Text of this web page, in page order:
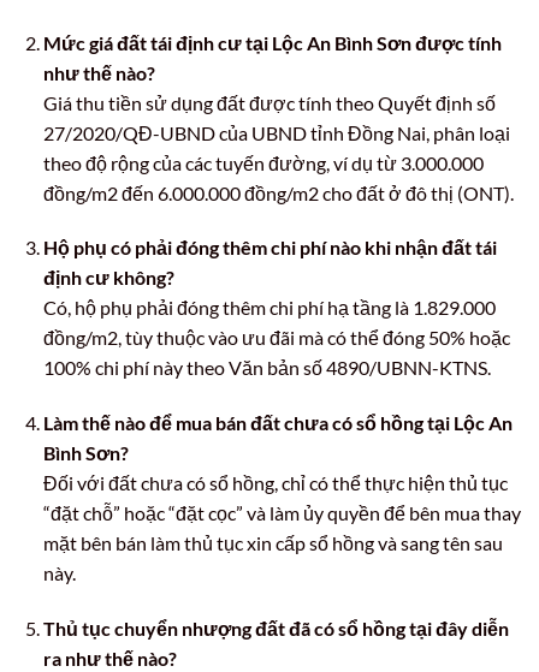
Mức giá đất tái định cư tại Lộc An Bình Sơn được tính
như thế nào?
Giá thu tiền sử dụng đất được tính theo Quyết định số
27/2020/QĐ-UBND của UBND tỉnh Đồng Nai, phân loại
theo độ rộng của các tuyến đường, ví dụ từ 3.000.000
đồng/m2 đến 6.000.000 đồng/m2 cho đất ở đô thị (ONT).
Hộ phụ có phải đóng thêm chi phí nào khi nhận đất tái
định cư không?
Có, hộ phụ phải đóng thêm chi phí hạ tầng là 1.829.000
đồng/m2, tùy thuộc vào ưu đãi mà có thể đóng 50% hoặc
100% chi phí này theo Văn bản số 4890/UBNN-KTNS.
Làm thế nào để mua bán đất chưa có sổ hồng tại Lộc An
Bình Sơn?
Đối với đất chưa có sổ hồng, chỉ có thể thực hiện thủ tục
“đặt chỗ” hoặc “đặt cọc” và làm ủy quyền để bên mua thay
mặt bên bán làm thủ tục xin cấp sổ hồng và sang tên sau
này.
Thủ tục chuyển nhượng đất đã có sổ hồng tại đây diễn
ra như thế nào?